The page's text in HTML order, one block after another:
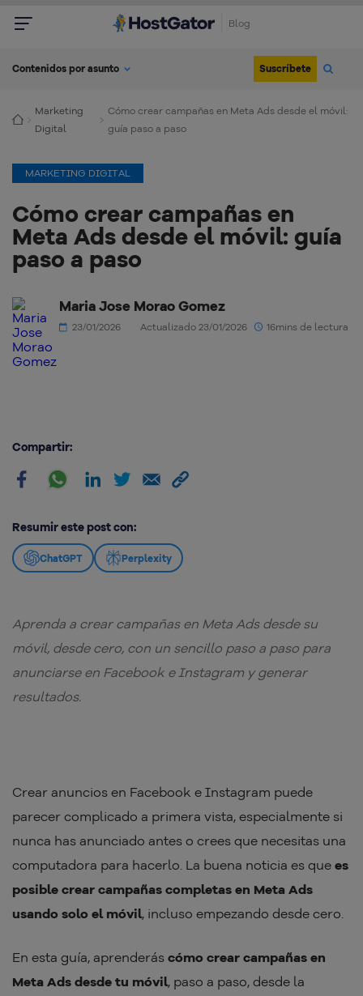
Blog
Contenidos por asunto Suscríbete
Marketing
Digital
Cómo crear campañas en Meta Ads desde el móvil:
guía paso a paso
MARKETING DIGITAL
Cómo crear campañas en
Meta Ads desde el móvil: guía
paso a paso
Maria Jose Morao Gomez
23/01/2026 Actualizado 23/01/2026 16mins de lectura
Compartir:
Resumir este post con:
ChatGPT Perplexity
Aprenda a crear campañas en Meta Ads desde su
móvil, desde cero, con un sencillo paso a paso para
anunciarse en Facebook e Instagram y generar
resultados.
Crear anuncios en Facebook e Instagram puede
parecer complicado a primera vista, especialmente si
nunca has anunciado antes o crees que necesitas una
computadora para hacerlo. La buena noticia es que es
posible crear campañas completas en Meta Ads
usando solo el móvil, incluso empezando desde cero.
En esta guía, aprenderás cómo crear campañas en
Meta Ads desde tu móvil, paso a paso, desde la